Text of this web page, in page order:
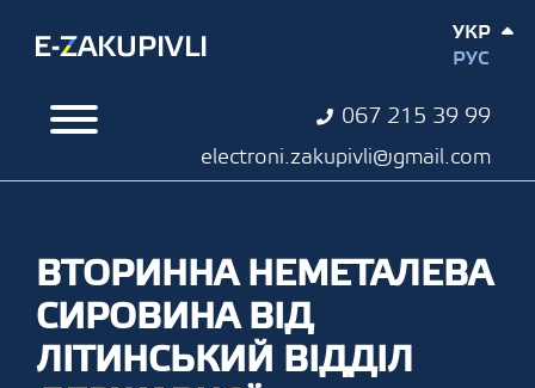
067 215 39 99
electroni.zakupivli@gmail.com
УКР
РУС
ВТОРИННА НЕМЕТАЛЕВА
СИРОВИНА ВІД
ЛІТИНСЬКИЙ ВІДДІЛ